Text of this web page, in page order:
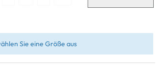
Sie eine Größe aus